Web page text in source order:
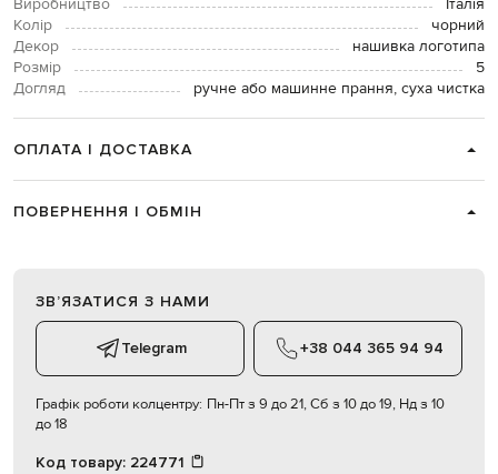
Виробництво
Італія
Колір
чорний
Декор
нашивка логотипа
Розмір
5
Догляд
ручне або машинне прання, суха чистка
ОПЛАТА І ДОСТАВКА
ПОВЕРНЕННЯ І ОБМІН
ЗВʼЯЗАТИСЯ З НАМИ
Telegram +38 044 365 94 94
Графік роботи колцентру: Пн-Пт з 9 до 21, Сб з 10 до 19, Нд з 10
до 18
Код товару: 224771